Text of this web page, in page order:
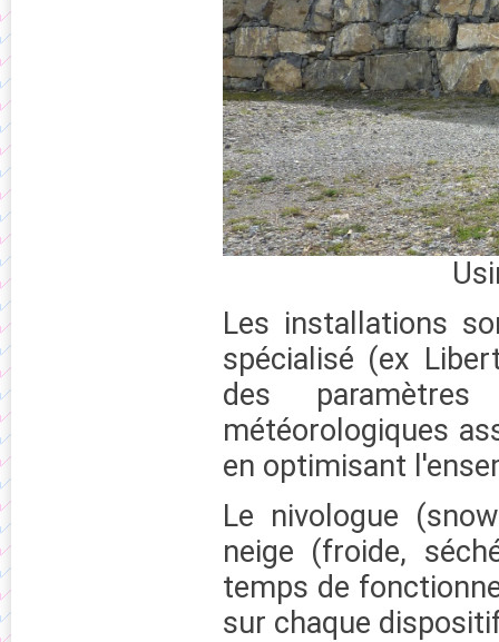
Les installations
spécialisé (ex
des
météorologiques
en optimisant
Le nivologue
neige (froide,
temps de
sur chaque